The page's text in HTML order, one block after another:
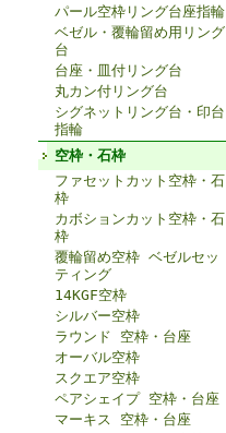
パール空枠リング台座指輪
ベゼル・覆輪留め用リング
台
台座・皿付リング台
丸カン付リング台
シグネットリング台・印台
指輪
空枠・石枠
ファセットカット空枠・石
枠
カボションカット空枠・石
枠
覆輪留め空枠 ベゼルセッ
ティング
14KGF空枠
シルバー空枠
ラウンド 空枠・台座
オーバル空枠
スクエア空枠
ペアシェイプ 空枠・台座
マーキス 空枠・台座